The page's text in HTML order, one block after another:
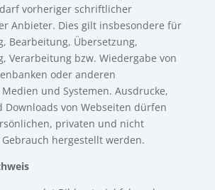
vorheriger schriftlicher
Anbieter. Dies gilt insbesondere für
Bearbeitung, Übersetzung,
Verarbeitung bzw. Wiedergabe von
oder anderen
und Systemen. Ausdrucke,
Downloads von Webseiten dürfen
privaten und nicht
hergestellt werden.